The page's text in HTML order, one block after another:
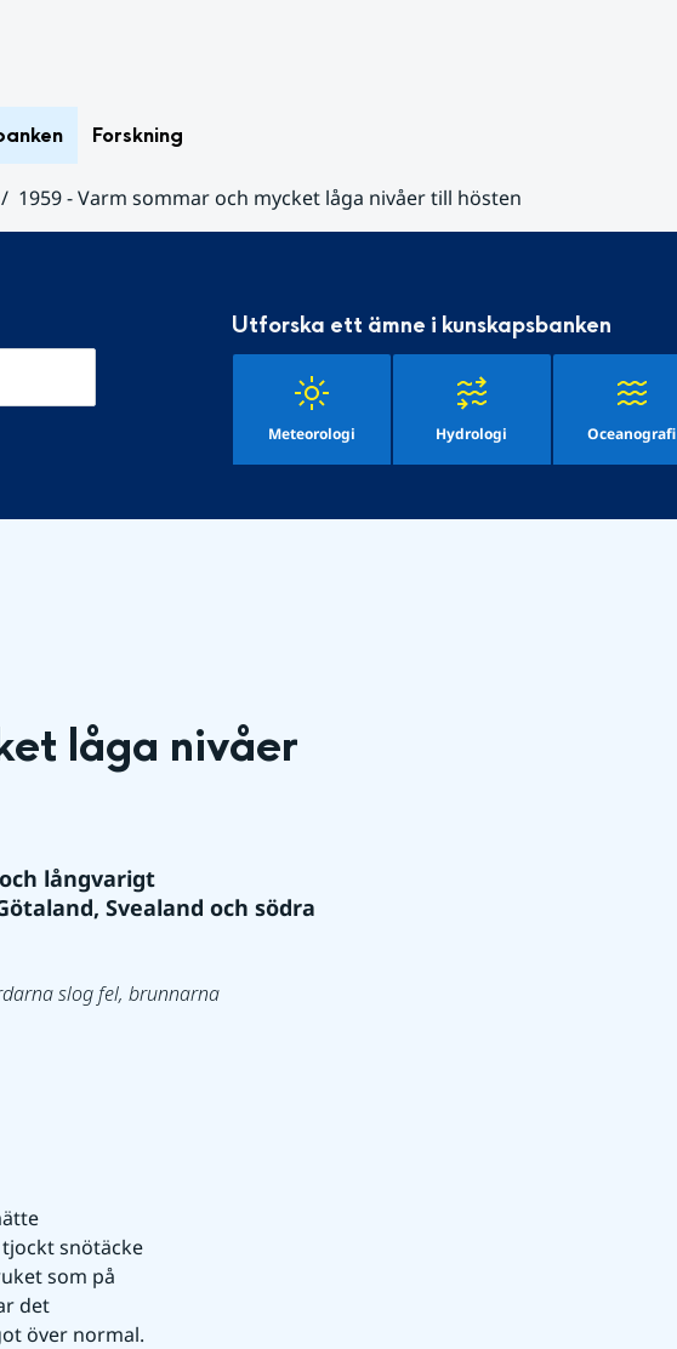
Forskning
1959 - Varm sommar och mycket låga nivåer till hösten
Utforska ett ämne i kunskapsbanken
Meteorologi Hydrologi Oceanografi
låga nivåer
långvarigt
Svealand och södra
slog fel, brunnarna
snötäcke
som på
det
över normal.